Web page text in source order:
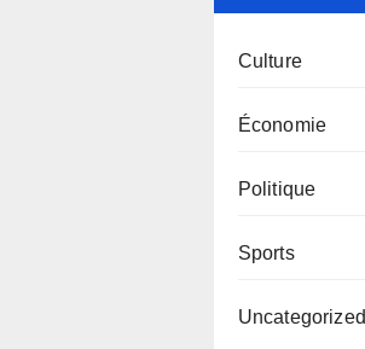
Culture
Économie
Politique
Sports
Uncategorized